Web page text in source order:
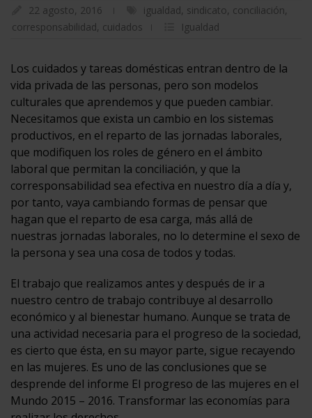
22 agosto, 2016 igualdad, sindicato, conciliación,
corresponsabilidad, cuidados Igualdad
Los cuidados y tareas domésticas entran dentro de la
vida privada de las personas, pero son modelos
culturales que aprendemos y que pueden cambiar.
Necesitamos que exista un cambio en los sistemas
productivos, en el reparto de las jornadas laborales,
que modifiquen los roles de género en el ámbito
laboral que permitan la conciliación, y que la
corresponsabilidad sea efectiva en nuestro día a día y,
por tanto, vaya cambiando formas de pensar que
hagan que el reparto de esa carga, más allá de
nuestras jornadas laborales, no lo determine el sexo de
la persona y sea una cosa de todos y todas.
El trabajo que realizamos antes y después de ir a
nuestro centro de trabajo contribuye al desarrollo
económico y al bienestar humano. Aunque se trata de
una actividad necesaria para el progreso de la sociedad,
es cierto que ésta, en su mayor parte, sigue recayendo
en las mujeres. Es uno de las conclusiones que se
desprende del informe El progreso de las mujeres en el
Mundo 2015 – 2016. Transformar las economías para